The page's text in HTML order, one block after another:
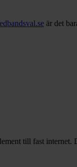
är det
till fast